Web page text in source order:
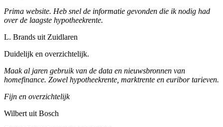
Prima website. Heb snel de informatie gevonden die ik nodig had
over de laagste hypotheekrente.
L. Brands uit Zuidlaren
Duidelijk en overzichtelijk.
Maak al jaren gebruik van de data en nieuwsbronnen van
homefinance. Zowel hypotheekrente, marktrente en euribor tarieven.
Fijn en overzichtelijk
Wilbert uit Bosch